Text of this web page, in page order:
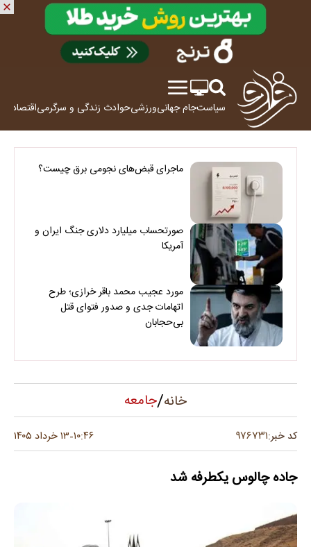
سیاستجام جهانیورزشیحوادث زندگی و سرگرمیاقتصاد
ماجرای قبض‌های نجومی برق چیست؟
صورتحساب میلیارد دلاری جنگ ایران و
آمریکا
مورد عجیب محمد باقر خرازی؛ طرح
اتهامات جدی و صدور فتوای قتل
بی‌حجابان
خانه/جامعه
کد خبر:۹۷۶۷۳۱ ۱۰:۴۶-۱۳ خرداد ۱۴۰۵
جاده چالوس یکطرفه شد